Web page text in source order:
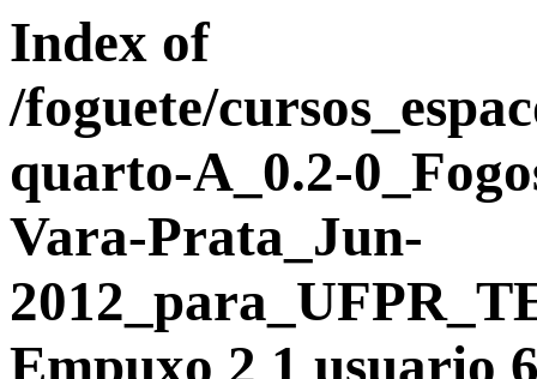
Index of
/foguete/
quarto-A_0.2-
Vara-Prata_Jun-
Empuxo 2 1 usuario